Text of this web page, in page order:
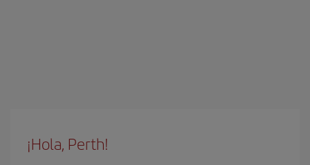
¡Hola, Perth!